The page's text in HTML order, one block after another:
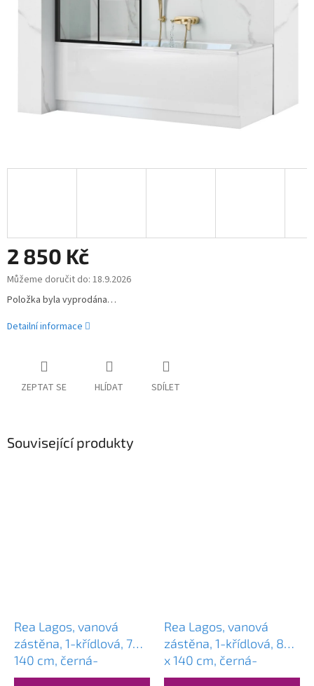
2 850 Kč
Měrná
cena:
Můžeme doručit do: 18.9.2026
Položka byla vyprodána…
Detailní informace
ZEPTAT SE HLÍDAT SDÍLET
Související produkty
Rea Lagos, vanová
zástěna, 1-křídlová, 70 x
140 cm, černá-
transparentní, REA-
Rea Lagos, vanová
zástěna, 1-křídlová, 80
x 140 cm, černá-
transparentní, REA-